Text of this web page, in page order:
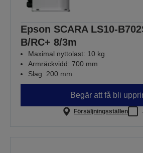
Epson SCARA LS10-
B/RC+ 8/3m
Maximal nyttolast: 10 kg
Armräckvidd: 700 mm
Slag: 200 mm
Begär att få bli
Försäljningsställen